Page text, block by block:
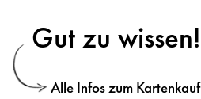
Gut zu wissen!
Alle Infos zum Kartenkauf